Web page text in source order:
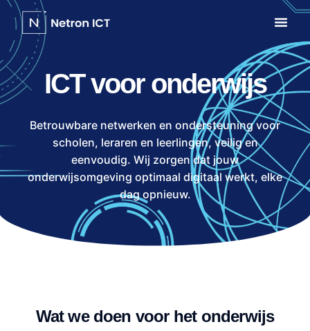
ICT voor onderwijs
Betrouwbare netwerken en ondersteuning voor
scholen, leraren en leerlingen, veilig en
eenvoudig. Wij zorgen dat jouw
onderwijsomgeving optimaal digitaal werkt, elke
dag opnieuw.
Wat we doen voor het onderwijs